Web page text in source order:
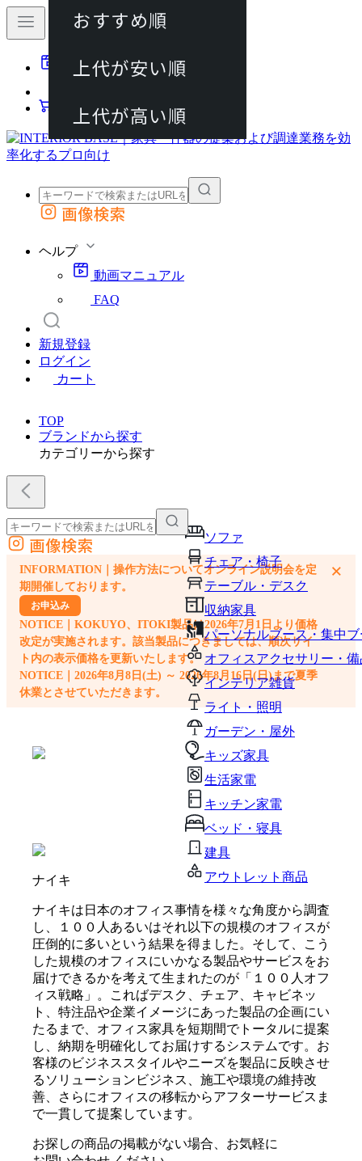
動画マニュアル
カート
外部サイトの商品をカートに追加
画像検索
ヘルプ
動画マニュアル
FAQ
新規登録
ログイン
カート
TOP
ブランドから探す
カテゴリーから探す
ソファ
チェア・椅子
テーブル・デスク
収納家具
パーソナルブース・集中
オフィスアクセサリー・備
インテリア雑貨
ライト・照明
ガーデン・屋外
キッズ家具
生活家電
キッチン家電
ベッド・寝具
建具
アウトレット商品
外部サイトの商品をカートに追加
他のサイトで見つけた商品ページのURLを貼り付けて、カートに追加できます
画像検索
INFORMATION｜操作方法についてオンライン説明会を定
期開催しております。
お申込み
NOTICE｜KOKUYO、ITOKI製品は2026年7月1日より価格
改定が実施されます。該当製品につきましては、順次サイ
ト内の表示価格を更新いたします。
NOTICE｜2026年8月8日(土) ～ 2026年8月16日(日)まで夏季
休業とさせていただきます。
×
ナイキ
ナイキは日本のオフィス事情を様々な角度から調査
し、１００人あるいはそれ以下の規模のオフィスが
圧倒的に多いという結果を得ました。そして、こう
した規模のオフィスにいかなる製品やサービスをお
届けできるかを考えて生まれたのが「１００人オフ
ィス戦略」。こればデスク、チェア、キャビネッ
ト、特注品や企業イメージにあった製品の企画にい
たるまで、オフィス家具を短期間でトータルに提案
し、納期を明確化してお届けするシステムです。お
客様のビジネススタイルやニーズを製品に反映させ
るソリューションビジネス、施工や環境の維持改
善、さらにオフィスの移転からアフターサービスま
で一貫して提案しています。
お探しの商品の掲載がない場合、お気軽に
おすすめ順
上代が安い順
上代が高い順